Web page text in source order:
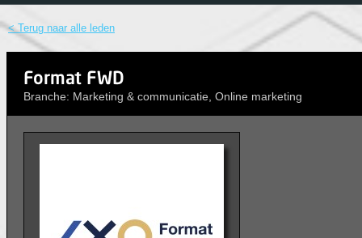
< Terug naar alle leden
Format FWD
Branche: Marketing & communicatie, Online marketing